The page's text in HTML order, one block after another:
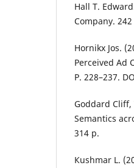
Hall T.
Company. 242
Hornikx Jos.
Perceived Ad
P. 228–237.
Goddard Cliff,
Semantics
314 р.
Кushmar L.